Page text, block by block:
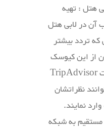
هتل : تهیه
در لابی هتل
که تردد بیشتر
از این کیوسک
جهت اتصال به وب سایت TripAdvisor
نظراتشان
نمایند.
به شبکه